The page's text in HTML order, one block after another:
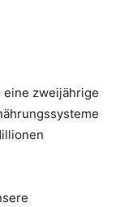
eine zweijährige